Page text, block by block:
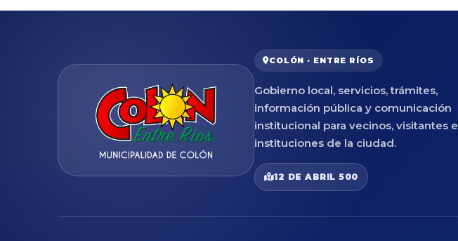
COLÓN · ENTRE RÍOS
Gobierno local, servicios, trámites,
información pública y comunicación
institucional para vecinos, visitantes e
instituciones de la ciudad.
12 DE ABRIL 500